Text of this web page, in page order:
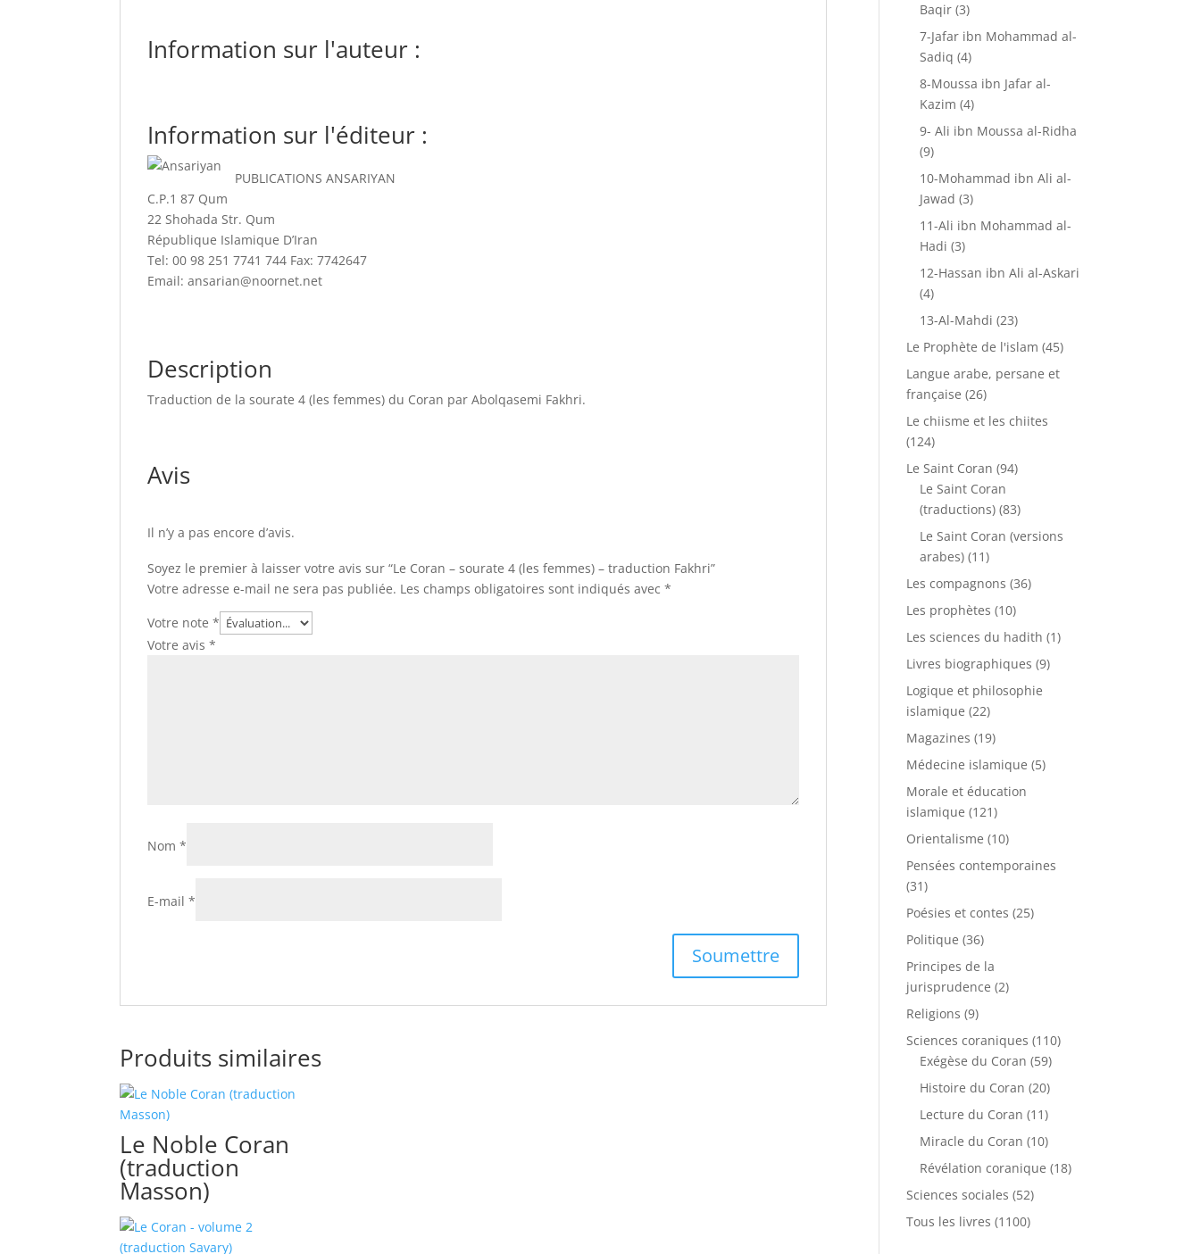
Information sur l'auteur :
Information sur l'éditeur :
PUBLICATIONS ANSARIYAN
C.P.1 87 Qum
22 Shohada Str. Qum
République Islamique D’Iran
Tel: 00 98 251 7741 744 Fax: 7742647
Email: ansarian@noornet.net
Description
Traduction de la sourate 4 (les femmes) du Coran par Abolqasemi Fakhri.
Avis
Il n’y a pas encore d’avis.
Soyez le premier à laisser votre avis sur “Le Coran – sourate 4 (les femmes) – traduction Fakhri”
Votre adresse e-mail ne sera pas publiée. Les champs obligatoires sont indiqués avec*
Votre note*
Votre avis*
Nom*
E-mail*
Produits similaires
Le Noble Coran
(traduction
Masson)
Baqir (3)
7-Jafar ibn Mohammad al-
Sadiq (4)
8-Moussa ibn Jafar al-
Kazim (4)
9- Ali ibn Moussa al-Ridha
(9)
10-Mohammad ibn Ali al-
Jawad (3)
11-Ali ibn Mohammad al-
Hadi (3)
12-Hassan ibn Ali al-Askari
(4)
13-Al-Mahdi (23)
Le Prophète de l'islam (45)
Langue arabe, persane et
française (26)
Le chiisme et les chiites
(124)
Le Saint Coran (94)
Le Saint Coran
(traductions) (83)
Le Saint Coran (versions
arabes) (11)
Les compagnons (36)
Les prophètes (10)
Les sciences du hadith (1)
Livres biographiques (9)
Logique et philosophie
islamique (22)
Magazines (19)
Médecine islamique (5)
Morale et éducation
islamique (121)
Orientalisme (10)
Pensées contemporaines
(31)
Poésies et contes (25)
Politique (36)
Principes de la
jurisprudence (2)
Religions (9)
Sciences coraniques (110)
Exégèse du Coran (59)
Histoire du Coran (20)
Lecture du Coran (11)
Miracle du Coran (10)
Révélation coranique (18)
Sciences sociales (52)
Tous les livres (1100)